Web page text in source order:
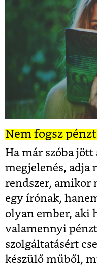
Nem fogsz
Ha már szóba
megjelenés, adja
rendszer, amikor
egy írónak,
olyan ember, aki
valamennyi
szolgáltatásért
készülő műből,